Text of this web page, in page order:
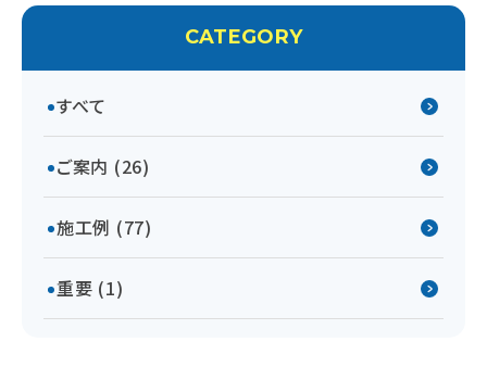
CATEGORY
すべて
ご案内 (26)
施工例 (77)
重要 (1)